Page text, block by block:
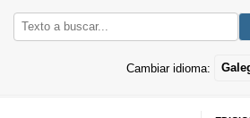
Cambiar idioma: